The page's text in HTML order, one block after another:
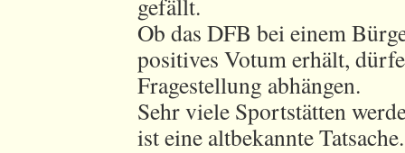
gefällt.
Ob das DFB bei einem
positives Votum erhält,
Fragestellung abhängen.
Sehr viele Sportstätten
ist eine altbekannte